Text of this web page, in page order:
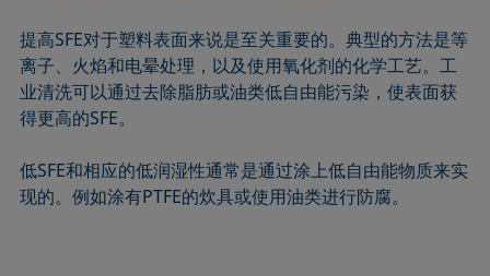
提高SFE对于塑料表面来说是至关重要的。典型的方法是等
离子、火焰和电晕处理，以及使用氧化剂的化学工艺。工
业清洗可以通过去除脂肪或油类低自由能污染，使表面获
得更高的SFE。
低SFE和相应的低润湿性通常是通过涂上低自由能物质来实
现的。例如涂有PTFE的炊具或使用油类进行防腐。